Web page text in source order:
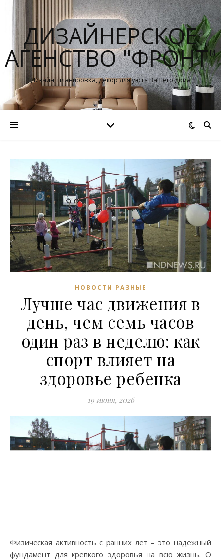
ДИЗАЙНЕРСКОЕ
АГЕНСТВО "ФРОНТ"
Дизайн, планировка, декор для уюта Вашего дома
НОВОСТИ РАЗНЫЕ
Лучше час движения в
день, чем семь часов
один раз в неделю: как
спорт влияет на
здоровье ребенка
19 июня, 2026
Физическая активность с ранних лет – это надежный
фундамент для крепкого здоровья на всю жизнь. О